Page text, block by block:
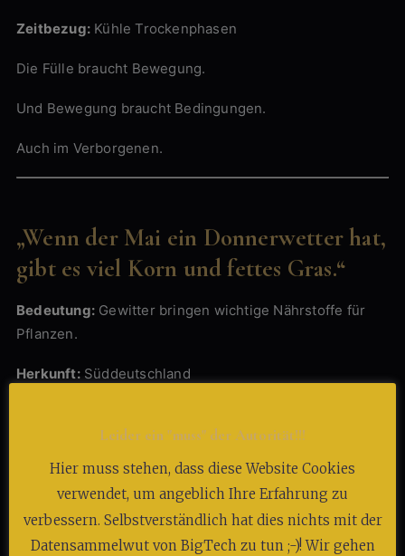
Zeitbezug: Kühle Trockenphasen
Die Fülle braucht Bewegung.
Und Bewegung braucht Bedingungen.
Auch im Verborgenen.
„Wenn der Mai ein Donnerwetter hat,
gibt es viel Korn und fettes Gras.“
Bedeutung: Gewitter bringen wichtige Nährstoffe für
Pflanzen.
Herkunft:Süddeutschland
Es stört.
Leider ein "muss" der Autorität!!!
Hier muss stehen, dass diese Website Cookies
verwendet, um angeblich Ihre Erfahrung zu
verbessern. Selbstverständlich hat dies nichts mit der
Datensammelwut von BigTech zu tun ;-)! Wir gehen